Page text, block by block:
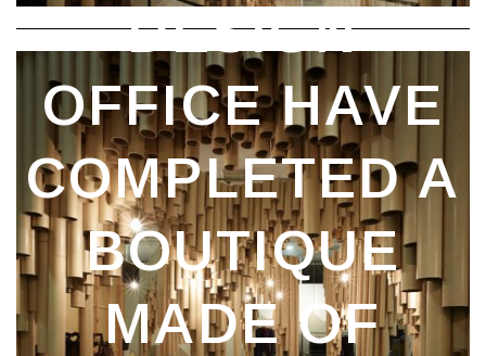
DESIGN
OFFICE HAVE
COMPLETED A
BOUTIQUE
MADE OF